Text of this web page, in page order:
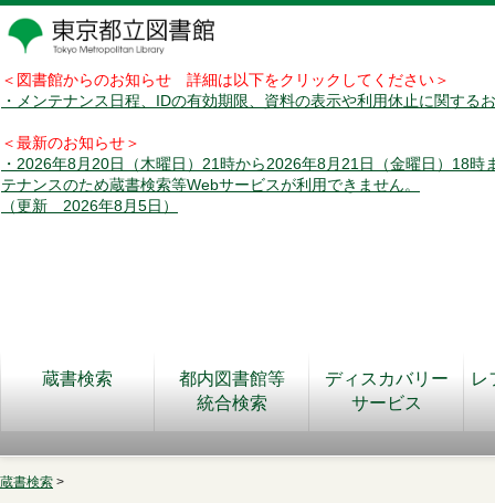
＜図書館からのお知らせ 詳細は以下をクリックしてください＞
・メンテナンス日程、IDの有効期限、資料の表示や利用休止に関する
＜最新のお知らせ＞
・2026年8月20日（木曜日）21時から2026年8月21日（金曜日）18時
テナンスのため蔵書検索等Webサービスが利用できません。
（更新 2026年8月5日）
蔵書検索
都内図書館等
統合検索
ディスカバリー
サービス
レ
蔵書検索 >